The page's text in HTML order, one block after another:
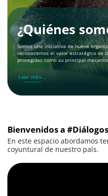
¿Quiénes
Somos una iniciativa de nueve
reconocemos el valor estratégico de
protegidas como su principal
Leer más...
Bienvenidos a
En este espacio abordamos
coyuntural de nuestro país.